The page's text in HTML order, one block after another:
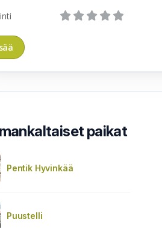
paikat
Pentik Hyvinkää
Puustelli